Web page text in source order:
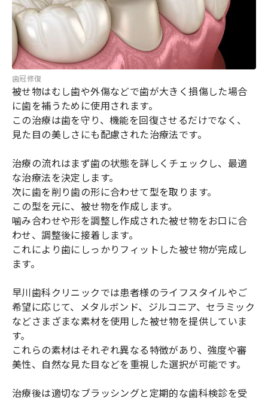
歯冠修復
被せ物はむし歯や外傷などで歯が大きく損傷した場合
に歯を補うために使用されます。
この治療は歯を守り、機能を回復させるだけでなく、
見た目の美しさにも配慮された治療法です。
治療の流れはまず歯の状態を詳しくチェックし、最適
な治療法を決定します。
次に歯を削り歯の形に合わせて型を取ります。
この型を元に、被せ物を作成します。
噛み合わせや形を調整し作成された被せ物をお口に合
わせ、調整後に接着します。
これにより歯にしっかりフィットした被せ物が完成し
ます。
早川歯科クリニックでは患者様のライフスタイルやご
希望に応じて、メタルボンド、ジルコニア、セラミック
などさまざまな素材を使用した被せ物を提供していま
す。
これらの素材はそれぞれ異なる特徴があり、強度や審
美性、自然な見た目などを重視した選択が可能です。
治療後は適切なブラッシングと定期的な歯科検診を受